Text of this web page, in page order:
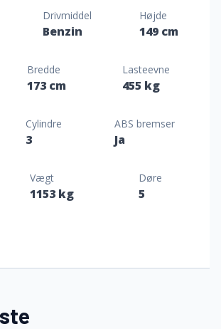
Drivmiddel
Benzin
Højde
149 cm
Bredde
173 cm
Lasteevne
455 kg
Cylindre
3
ABS bremser
Ja
Vægt
1153 kg
Døre
5